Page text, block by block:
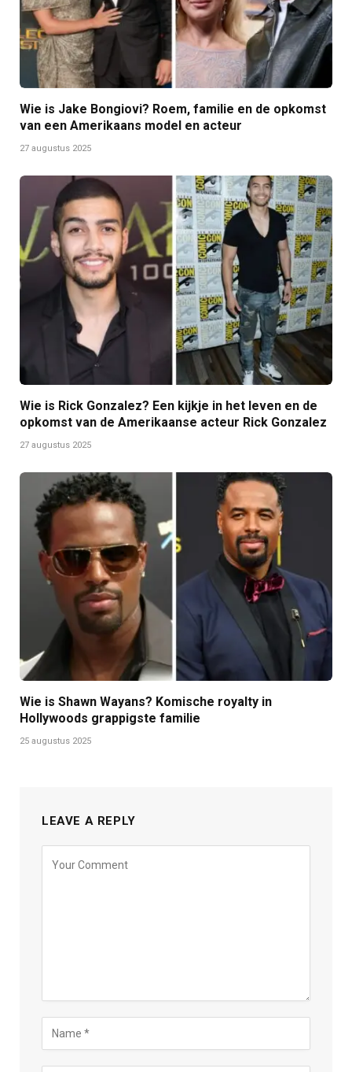
Wie is Jake Bongiovi? Roem, familie en de opkomst
van een Amerikaans model en acteur
27 augustus 2025
Wie is Rick Gonzalez? Een kijkje in het leven en de
opkomst van de Amerikaanse acteur Rick Gonzalez
27 augustus 2025
Wie is Shawn Wayans? Komische royalty in
Hollywoods grappigste familie
25 augustus 2025
LEAVE A REPLY